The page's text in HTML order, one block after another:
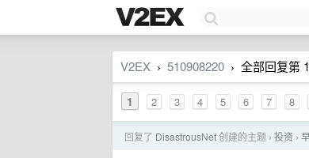
V2EX › 510908220 › 全部回复第
1 2 3 4 5 6 7 8
回复了 DisastrousNet创建的主题 › 投资 ›